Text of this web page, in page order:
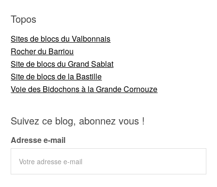
Topos
Sites de blocs du Valbonnais
Rocher du Barriou
Site de blocs du Grand Sablat
Site de blocs de la Bastille
Voie des Bidochons à la Grande Cornouze
Suivez ce blog, abonnez vous !
Adresse e-mail